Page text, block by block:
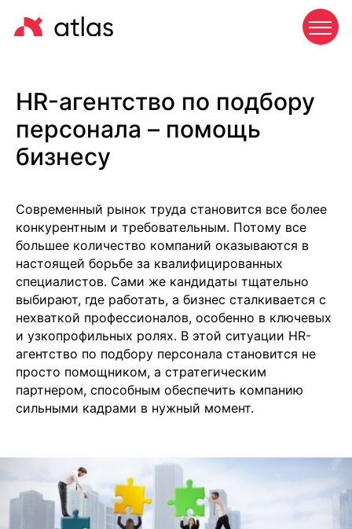
HR-агентство по подбору
персонала – помощь
бизнесу
Современный рынок труда становится все более
конкурентным и требовательным. Потому все
большее количество компаний оказываются в
настоящей борьбе за квалифицированных
специалистов. Сами же кандидаты тщательно
выбирают, где работать, а бизнес сталкивается с
нехваткой профессионалов, особенно в ключевых
и узкопрофильных ролях. В этой ситуации HR-
агентство по подбору персонала становится не
просто помощником, а стратегическим
партнером, способным обеспечить компанию
сильными кадрами в нужный момент.